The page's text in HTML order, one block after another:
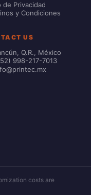
de Privacidad
y Condiciones
US
Q.R., México
998-217-7013
costs are